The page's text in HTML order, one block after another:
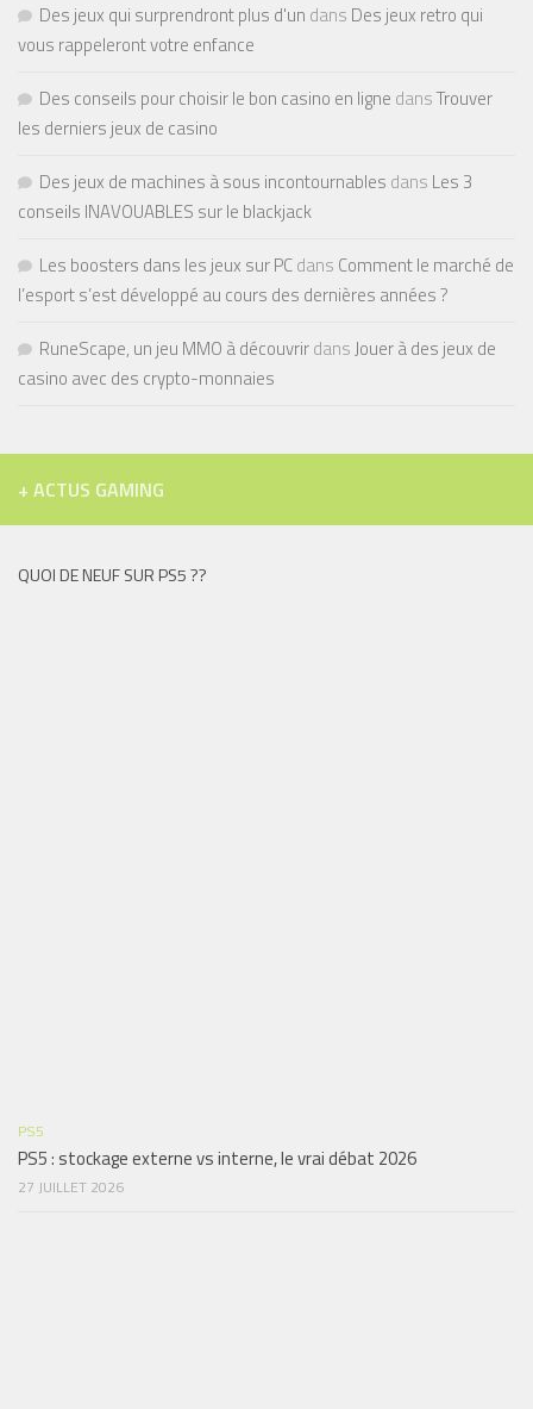
Des jeux qui surprendront plus d'un dans Des jeux retro qui
vous rappeleront votre enfance
Des conseils pour choisir le bon casino en ligne dansTrouver
les derniers jeux de casino
Des jeux de machines à sous incontournables dans Les 3
conseils INAVOUABLES sur le blackjack
Les boosters dans les jeux sur PCdans Comment le marché de
l’esport s’est développé au cours des dernières années ?
RuneScape, un jeu MMO à découvrirdansJouer à des jeux de
casino avec des crypto-monnaies
+ ACTUS GAMING
QUOI DE NEUF SUR PS5 ??
PS5
PS5 : stockage externe vs interne, le vrai débat 2026
27 JUILLET 2026